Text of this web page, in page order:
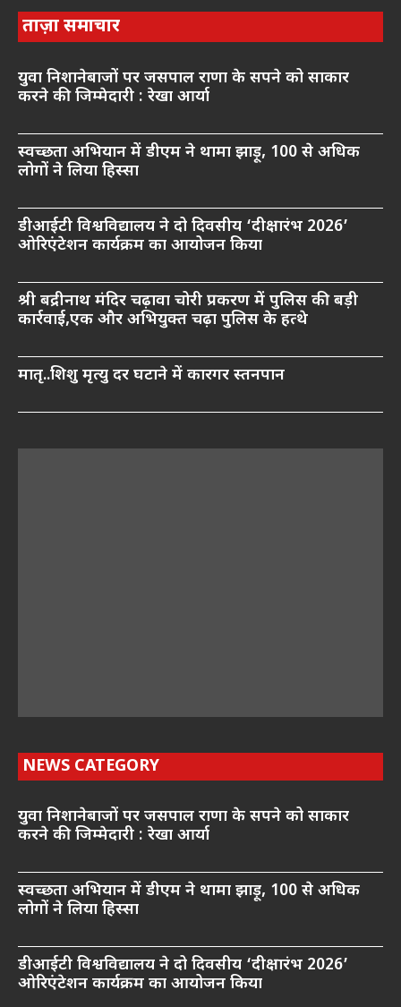
ताज़ा समाचार
युवा निशानेबाजों पर जसपाल राणा के सपने को साकार
करने की जिम्मेदारी : रेखा आर्या
स्वच्छता अभियान में डीएम ने थामा झाड़ू, 100 से अधिक
लोगों ने लिया हिस्सा
डीआईटी विश्वविद्यालय ने दो दिवसीय ‘दीक्षारंभ 2026’
ओरिएंटेशन कार्यक्रम का आयोजन किया
श्री बद्रीनाथ मंदिर चढ़ावा चोरी प्रकरण में पुलिस की बड़ी
कार्रवाई,एक और अभियुक्त चढ़ा पुलिस के हत्थे
मातृ..शिशु मृत्यु दर घटाने में कारगर स्तनपान
NEWS CATEGORY
युवा निशानेबाजों पर जसपाल राणा के सपने को साकार
करने की जिम्मेदारी : रेखा आर्या
स्वच्छता अभियान में डीएम ने थामा झाड़ू, 100 से अधिक
लोगों ने लिया हिस्सा
डीआईटी विश्वविद्यालय ने दो दिवसीय ‘दीक्षारंभ 2026’
ओरिएंटेशन कार्यक्रम का आयोजन किया